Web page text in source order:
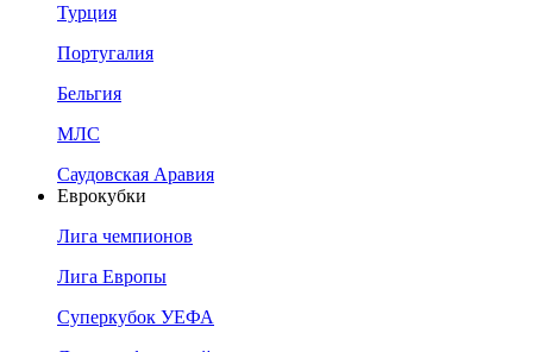
Турция
Португалия
Бельгия
МЛС
Саудовская Аравия
Еврокубки
Лига чемпионов
Лига Европы
Суперкубок УЕФА